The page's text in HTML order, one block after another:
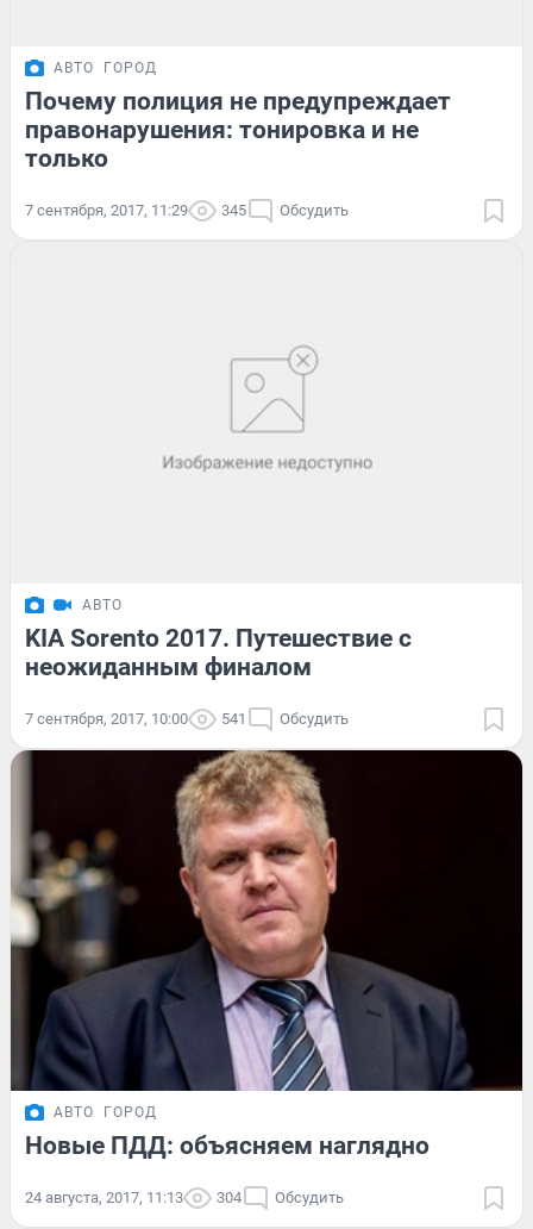
АВТО ГОРОД
Почему полиция не предупреждает
правонарушения: тонировка и не
только
7 сентября, 2017, 11:29 345 Обсудить
АВТО
KIA Sorento 2017. Путешествие с
неожиданным финалом
7 сентября, 2017, 10:00 541 Обсудить
АВТО ГОРОД
Новые ПДД: объясняем наглядно
24 августа, 2017, 11:13 304 Обсудить